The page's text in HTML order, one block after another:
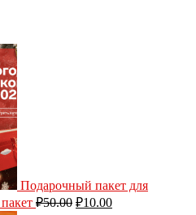
Подарочный пакет для
₽50.00 ₽10.00